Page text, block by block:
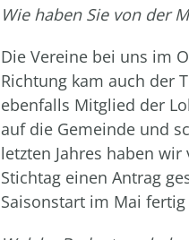
Wie haben Sie von der
Die Vereine bei uns im
Richtung kam auch der
ebenfalls Mitglied der
auf die Gemeinde und
letzten Jahres haben
Stichtag einen Antrag
Saisonstart im Mai fertig